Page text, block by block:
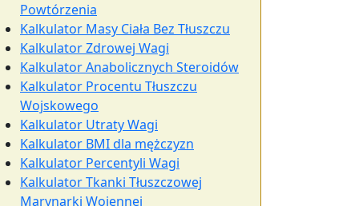
Powtórzenia
Kalkulator Masy Ciała Bez Tłuszczu
Kalkulator Zdrowej Wagi
Kalkulator Anabolicznych Steroidów
Kalkulator Procentu Tłuszczu
Wojskowego
Kalkulator Utraty Wagi
Kalkulator BMI dla mężczyzn
Kalkulator Percentyli Wagi
Kalkulator Tkanki Tłuszczowej
Marynarki Wojennej